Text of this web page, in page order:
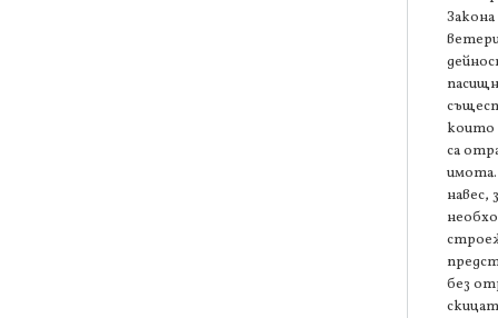
Закона
които
са
имота.
навес,
без